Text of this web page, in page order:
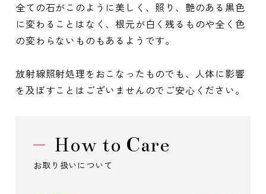
全ての石がこのように美しく、照り、艶のある黒色
に変わることはなく、根元が白く残るものや全く色
の変わらないものもあるようです。
放射線照射処理をおこなったものでも、人体に影響
を及ぼすことはございませんのでご安心ください。
How to Care
お取り扱いについて